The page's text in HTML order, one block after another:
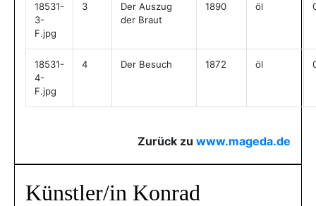
18531-
3-
F.jpg
3
Der Auszug
der Braut
1890 öl
18531-
4-
F.jpg
4 Der Besuch 1872 öl
Zurück zu www.mageda.de
Künstler/in Konrad